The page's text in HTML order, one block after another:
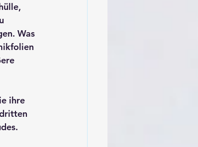
Was
ihre